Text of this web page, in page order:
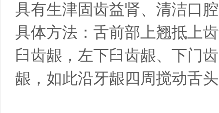
具有生津固齿益肾、清洁口
具体方法：舌前部上翘抵上
臼齿龈，左下臼齿龈、下门
龈，如此沿牙龈四周搅动舌